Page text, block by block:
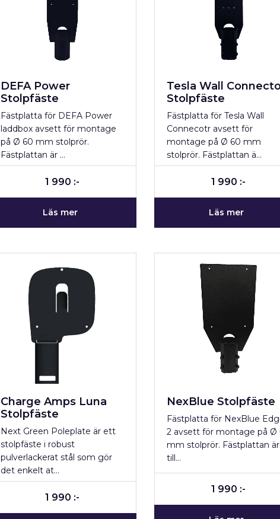
DEFA Power
Stolpfäste
Fästplatta för DEFA Power
laddbox avsett för montage
på Ø 60 mm stolprör.
Fästplattan är …
1 990 :-
Läs mer
Tesla Wall
Stolpfäste
Fästplatta för Tesla Wall
Connecotr avsett för
montage på Ø 60 mm
stolprör. Fästplattan ä…
1 990 :-
Läs mer
Charge Amps Luna
Stolpfäste
Next Green Poleplate är ett
stolpfäste i robust
pulverlackerat stål som gör
det enkelt at…
1 990 :-
NexBlue Stolpfäste
Fästplatta för NexBlue
2 avsett för montage på Ø
mm stolprör. Fästplattan är
till…
1 990 :-